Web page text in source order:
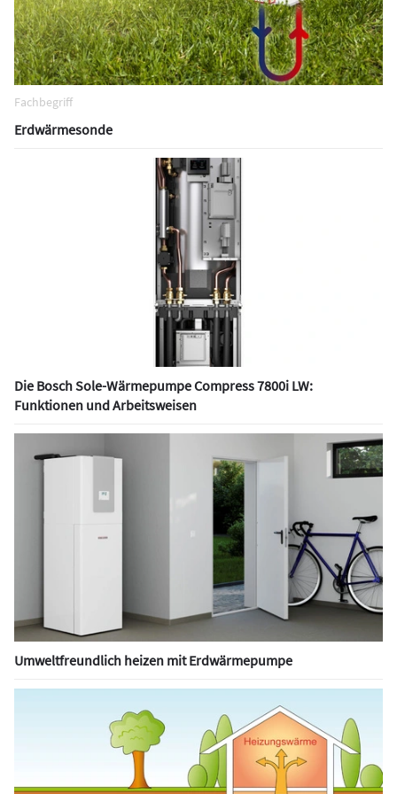
Quellenmanagement, für das es mittlerweile spezialisierte
Anbieter gibt.
Herausforderungen bei Erdsonden im
verdichteten Wohnbau
Erdwärmenutzung verzichtet. Häufig befindet sich nur hinter
dem Gebäude Platz für die Bohrtechnik. Der Krantransport
über das Haus hinweg gilt als teuer und kompliziert.
Gleichzeitig ist der rückwärtige Bereich bei vielen Gebäuden
aus schallschutztechnischer Sicht problematisch – denn dort
liegen häufig die Schlafzimmer.
Grunddienstbarkeit als Lösung
Weniger bekannt ist die Möglichkeit, eine Grunddienstbarkeit
einzutragen. In Sachsen sind dem Autor zwei Fälle bekannt, in
denen dies problemlos erfolgte – inklusive Genehmigung von
Erdsonden mit Tiefen über 200 m.
Systeme wie die von Alpha Innotec und anderen Anbietern
leiser, modulierender Sole/Wasser- Wärmepumpen mit
integriertem Warmwasserspeicher ermöglichen es, jede
Wohneinheit mit einer eigenen Sole/Wasser-Wärmepumpe zu
versorgen. Investoren schätzen diese Lösung besonders, da
sie eine direkte Abrechnung über den Stromzähler und eine
individuelle Temperaturregelung durch den Betreiber erlaubt.
Fazit
Sole/Wasser-Wärmepumpenanlagen in Kombination mit
wassergeführten Flächenheizsystemen bieten zahlreiche
Vorteile: hohe Effizienz, umweltfreundlicher, geringe
Geräuschentwicklung, Unabhängigkeit von
Witterungseinflüssen, eine längere Lebensdauer und einen
hohen Komfort mit wohliger Wärme. Gerade im Bestand mit
erhöhtem Temperaturniveau sind sie Luft/-Wärmepumpen in
Fachbegriff
Erdwärmesonde
Die Bosch Sole-Wärmepumpe Compress 7800i LW:
Funktionen und Arbeitsweisen
Umweltfreundlich heizen mit Erdwärmepumpe